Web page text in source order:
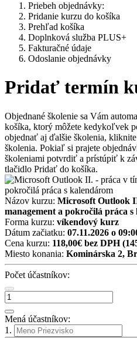
Priebeh objednávky:
Pridanie kurzu do košíka
Prehľad košíka
Doplnková služba PLUS+
Fakturačné údaje
Odoslanie objednávky
Pridať termín
Objednané školenie sa Vám
košíka, ktorý môžete kedykoľvek
objednať aj ďalšie školenia,
školenia. Pokiaľ si prajete
školeniami potvrdiť a prístúpiť k
tlačidlo Pridať do košíka.
Názov kurzu: Microsoft Outlook
management a pokročilá práca
Forma kurzu: víkendový kurz
Dátum začiatku: 07.11.2026 o
Cena kurzu: 118,00€ bez DPH
Miesto konania: Kominárska 2,
Počet účastníkov:
Mená účastníkov:
1.